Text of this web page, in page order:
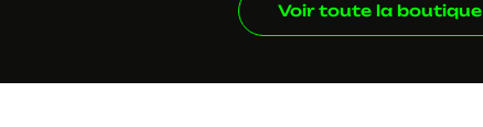
Voir toute la boutique